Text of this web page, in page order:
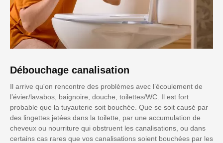
Débouchage canalisation
Il arrive qu'on rencontre des problèmes avec l’écoulement de
l’évier/lavabos, baignoire, douche, toilettes/WC. Il est fort
probable que la tuyauterie soit bouchée. Que se soit causé par
des lingettes jetées dans la toilette, par une accumulation de
cheveux ou nourriture qui obstruent les canalisations, ou dans
certains cas rares que vos canalisations soient bouchées par les